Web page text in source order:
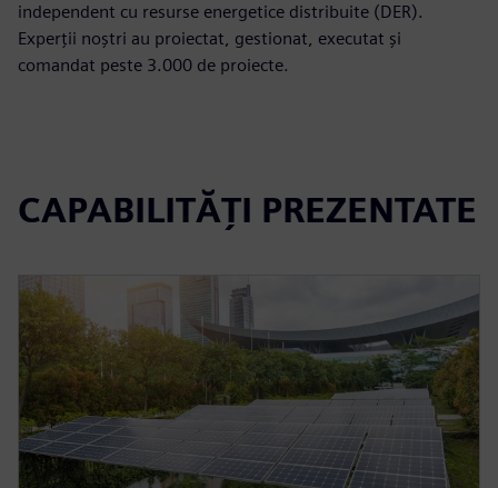
independent cu resurse energetice distribuite (DER).
Experții noștri au proiectat, gestionat, executat și
comandat peste 3.000 de proiecte.
CAPABILITĂȚI PREZENTATE